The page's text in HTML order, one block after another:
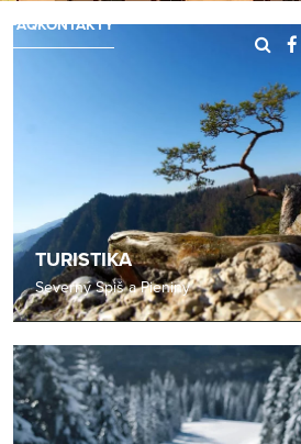
FAQKONTAKTY
TURISTIKA
Severný Spiš a Pieniny